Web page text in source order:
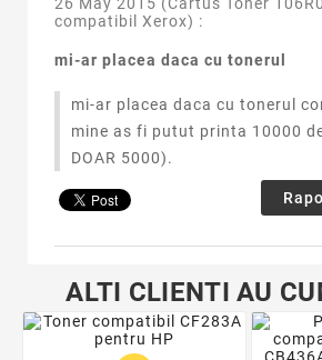
compatibil Xerox) :
mi-ar placea daca cu tonerul
mi-ar placea daca cu tonerul
mine as fi putut printa 10000
DOAR 5000).
ALTI CLIENTI AU